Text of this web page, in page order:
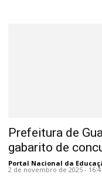
Prefeitura de
gabarito de
Portal Nacional da
2 de novembro de 2025 -